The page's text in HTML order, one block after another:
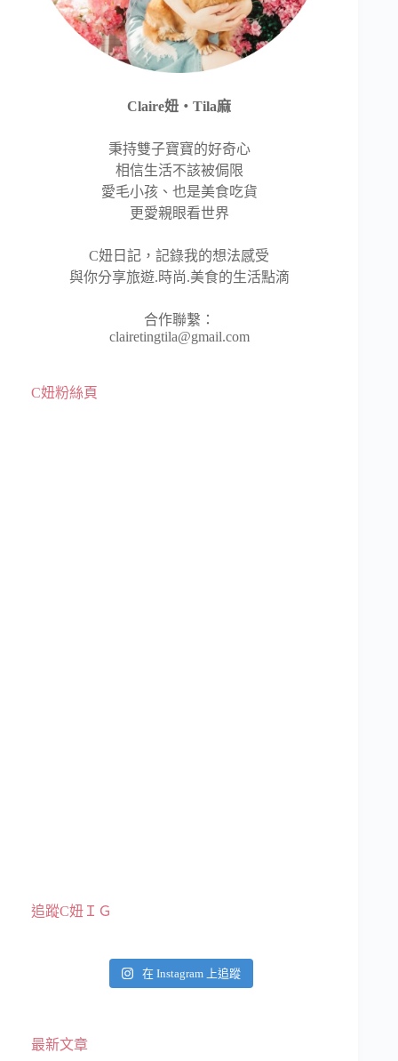
Claire妞‧Tila麻
秉持雙子寶寶的好奇心
相信生活不該被侷限
愛毛小孩、也是美食吃貨
更愛親眼看世界
C妞日記，記錄我的想法感受
與你分享旅遊.時尚.美食的生活點滴
合作聯繫：
clairetingtila@gmail.com
C妞粉絲頁
追蹤C妞ＩＧ
在 Instagram 上追蹤
最新文章